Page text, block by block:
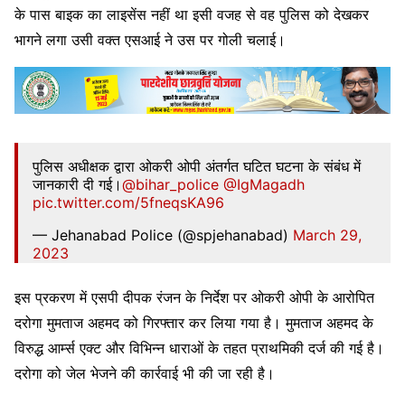
के पास बाइक का लाइसेंस नहीं था इसी वजह से वह पुलिस को देखकर
भागने लगा उसी वक्त एसआई ने उस पर गोली चलाई।
पुलिस अधीक्षक द्वारा ओकरी ओपी अंतर्गत घटित घटना के संबंध में
जानकारी दी गई। @bihar_police @IgMagadh
pic.twitter.com/5fneqsKA96
— Jehanabad Police (@spjehanabad) March 29,
2023
इस प्रकरण में एसपी दीपक रंजन के निर्देश पर ओकरी ओपी के आरोपित
दरोगा मुमताज अहमद को गिरफ्तार कर लिया गया है। मुमताज अहमद के
विरुद्ध आर्म्स एक्ट और विभिन्न धाराओं के तहत प्राथमिकी दर्ज की गई है।
दरोगा को जेल भेजने की कार्रवाई भी की जा रही है।